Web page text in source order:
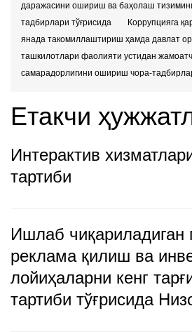
даражасини ошириш ва баҳолаш
тадбирлари тўғрисида
Коррупцияга
янада такомиллаштириш ҳамда давлат
ташкилотлари фаолияти устидан
самарадорлигини ошириш чора-
Етакчи
Интерактив
тартиби
Ишлаб чиқариладиган
реклама қилиш ва
лойиҳаларни кенг
тартиби тўғрисида